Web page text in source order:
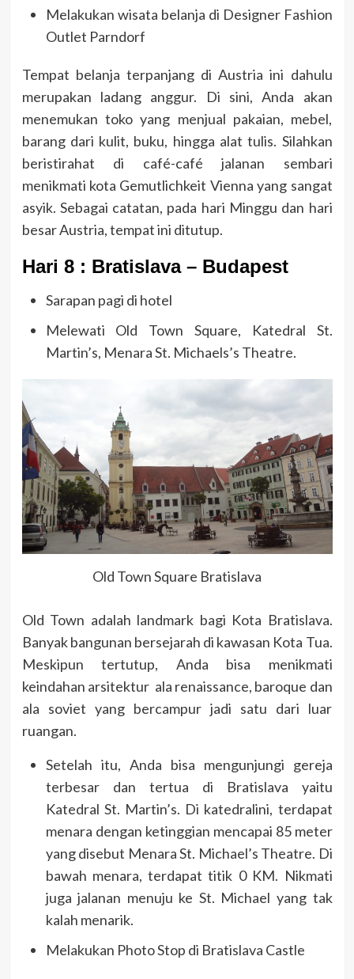
Melakukan wisata belanja di Designer Fashion
Outlet Parndorf
Tempat belanja terpanjang di Austria ini dahulu
merupakan ladang anggur. Di sini, Anda akan
menemukan toko yang menjual pakaian, mebel,
barang dari kulit, buku, hingga alat tulis. Silahkan
beristirahat di café-café jalanan sembari
menikmati kota Gemutlichkeit Vienna yang sangat
asyik. Sebagai catatan, pada hari Minggu dan hari
besar Austria, tempat ini ditutup.
Hari 8 : Bratislava – Budapest
Sarapan pagi di hotel
Melewati Old Town Square, Katedral St.
Martin’s, Menara St. Michaels’s Theatre.
Old Town Square Bratislava
Old Town adalah landmark bagi Kota Bratislava.
Banyak bangunan bersejarah di kawasan Kota Tua.
Meskipun tertutup, Anda bisa menikmati
keindahan arsitektur ala renaissance, baroque dan
ala soviet yang bercampur jadi satu dari luar
ruangan.
Setelah itu, Anda bisa mengunjungi gereja
terbesar dan tertua di Bratislava yaitu
Katedral St. Martin’s. Di katedralini, terdapat
menara dengan ketinggian mencapai 85 meter
yang disebut Menara St. Michael’s Theatre. Di
bawah menara, terdapat titik 0 KM. Nikmati
juga jalanan menuju ke St. Michael yang tak
kalah menarik.
Melakukan Photo Stop di Bratislava Castle